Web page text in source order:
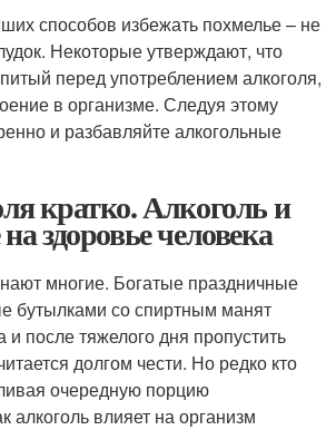
способов избежать похмелье – не
Некоторые утверждают, что
перед употреблением алкоголя,
в организме. Следуя этому
и разбавляйте алкогольные
кратко. Алкоголь и
здоровье человека
многие. Богатые праздничные
бутылками со спиртным манят
и после тяжелого дня пропустить
долгом чести. Но редко кто
очередную порцию
алкоголь влияет на организм